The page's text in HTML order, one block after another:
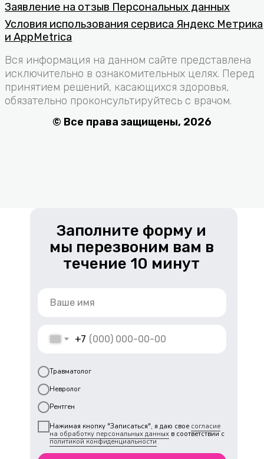
Заполните форму и
мы перезвоним вам в
течение 10 минут
+7
Травматолог
Невролог
Рентген
Нажимая кнопку "Записаться", я даю свое согласие
на обработку персональных данных в соответствии с
политикой конфиденциальности